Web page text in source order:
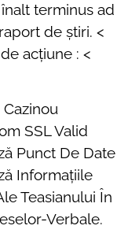
terminus ad
de știri. <
acțiune : <
SSL Valid
Punct De Date
Informațiile
Teasianului În
Verbale.